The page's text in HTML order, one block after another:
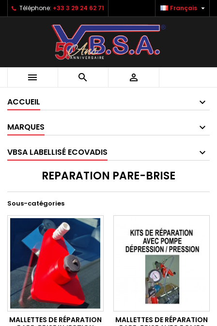
Téléphone: +33 3 29 24 62 71 Français 
  
ACCUEIL
MARQUES
VBSA LABELLISÉ ECOVADIS
REPARATION PARE-BRISE
Sous-catégories
MALLETTES DE RÉPARATION
MALLETTES DE RÉPARATION